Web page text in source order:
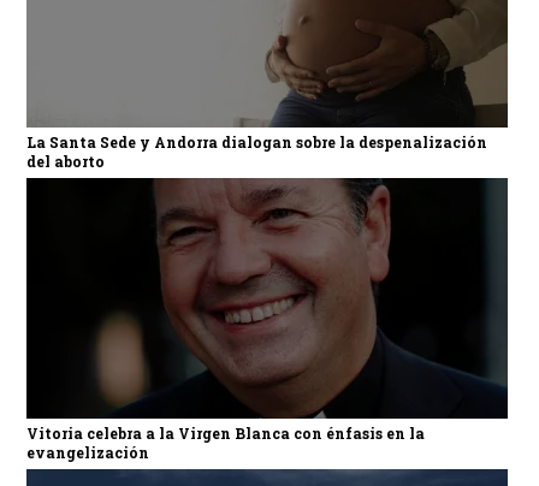
La Santa Sede y Andorra dialogan sobre la despenalización
del aborto
Vitoria celebra a la Virgen Blanca con énfasis en la
evangelización